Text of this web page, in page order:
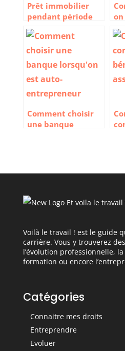
Prêt immobilier
pendant période
d’essai : comment
faire ?
Comment choisir
une banque
Voilà le travail ! est le guide
carrière. Vous y trouverez
l’évolution professionnelle,
formation ou encore
Catégories
Connaitre mes droits
Entreprendre
Evoluer